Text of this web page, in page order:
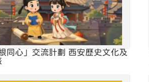
根同心」交流計劃 西安歷史文化及